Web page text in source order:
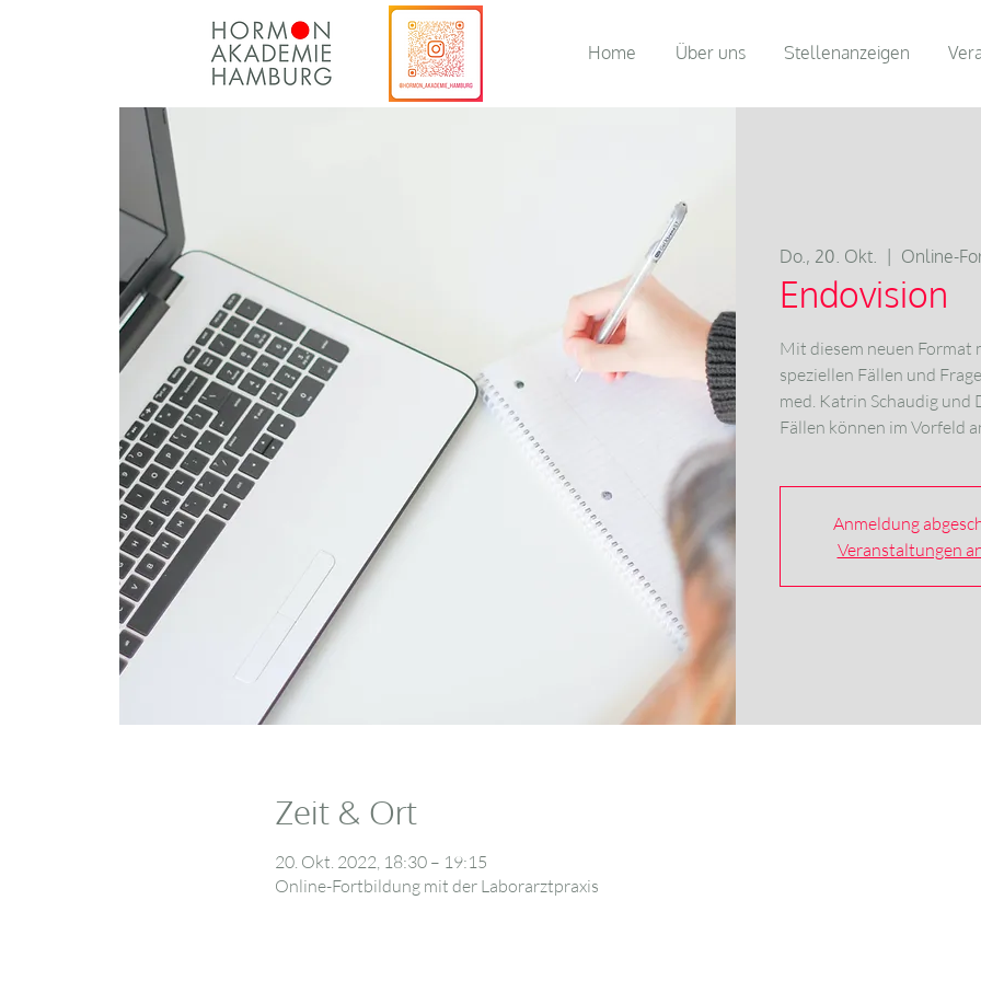
Home Über uns Stellenanzeigen
Do., 20. Okt. Online-
Endovision
Mit diesem neuen Format
speziellen Fällen und
med. Katrin Schaudig und
Anmeldung
Veranstaltungen
Zeit & Ort
20. Okt. 2022, 18:30 – 19:15
Online-Fortbildung mit der Laborarztpraxis